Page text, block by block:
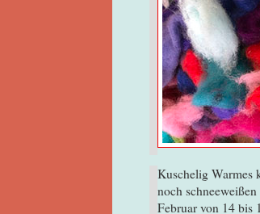
Kuschelig Warmes
noch
Februar von 14 bis